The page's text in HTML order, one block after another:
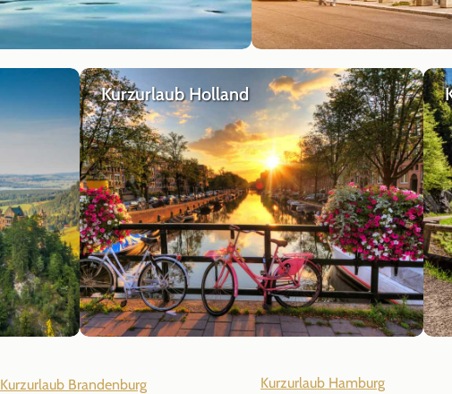
Kurzurlaub Holland
Kurzurlaub Brandenburg
Kurzurlaub Hamburg